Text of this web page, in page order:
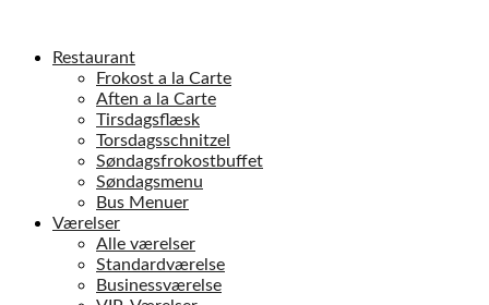
Restaurant
Frokost a la Carte
Aften a la Carte
Tirsdagsflæsk
Torsdagsschnitzel
Søndagsfrokostbuffet
Søndagsmenu
Bus Menuer
Værelser
Alle værelser
Standardværelse
Businessværelse